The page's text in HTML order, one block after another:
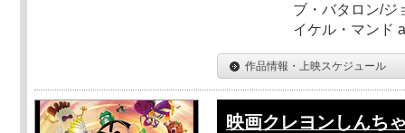
ブ・バタロン/ジ
イケル・マンド
作品情報・上映スケジュール
映画クレヨンしんち